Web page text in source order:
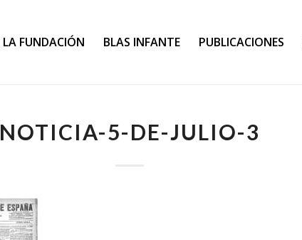
LA FUNDACIÓN BLAS INFANTE PUBLICACIONES
NOTICIA-5-DE-JULIO-3